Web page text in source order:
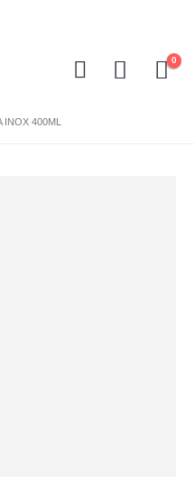
0
INOX 400ML